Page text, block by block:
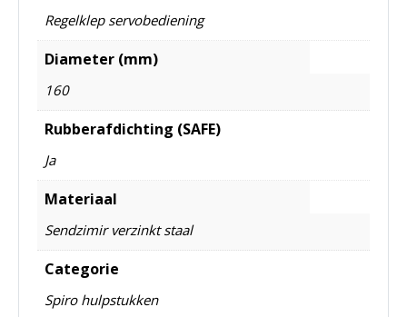
Regelklep servobediening
Diameter (mm)
160
Rubberafdichting (SAFE)
Ja
Materiaal
Sendzimir verzinkt staal
Categorie
Spiro hulpstukken